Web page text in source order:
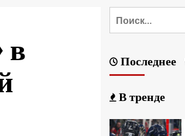
в
Последнее
В тренде